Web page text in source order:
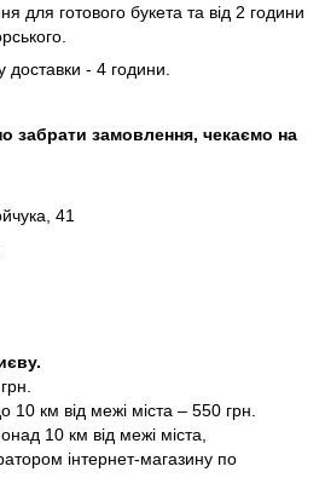
для готового букета та від 2 години
доставки - 4 години.
забрати замовлення, чекаємо на
41
10 км від межі міста – 550 грн.
10 км від межі міста,
інтернет-магазину по